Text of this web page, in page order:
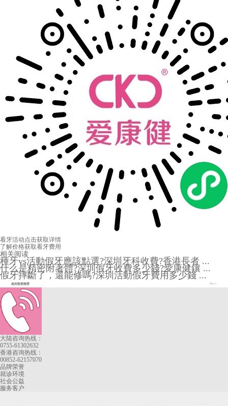
看牙活动点击获取详情
了解价格获取看牙费用
相关阅读
種牙vs活動假牙應該點選?深圳牙科收費?香港長者 ...
什么是精密附著體?深圳假牙收費多少錢?愛康健鑲 ...
假牙摔斷了，還能修嗎?深圳活動假牙費用多少錢 ...
相关医师推荐 More+
大陆咨询热线：
0755-61302632
香港咨询热线：
00852-62157070
品牌荣誉
就诊环境
社会公益
服务客户